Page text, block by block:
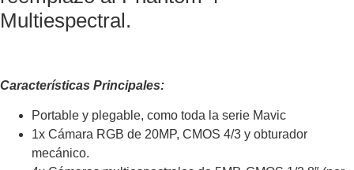
Multiespectral.
Características Principales:
Portable y plegable, como toda la serie Mavic
1x Cámara RGB de 20MP, CMOS 4/3 y obturador
mecánico.